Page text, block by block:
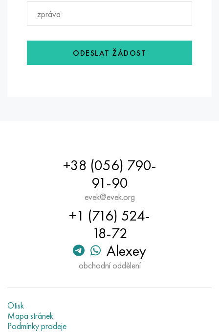
ODESLAT ŽÁDOST
+38 (056) 790-
91-90
evek@evek.org
+1 (716) 524-
18-72
Alexey
obchodní oddělení
Otisk
Mapa stránek
Podmínky prodeje